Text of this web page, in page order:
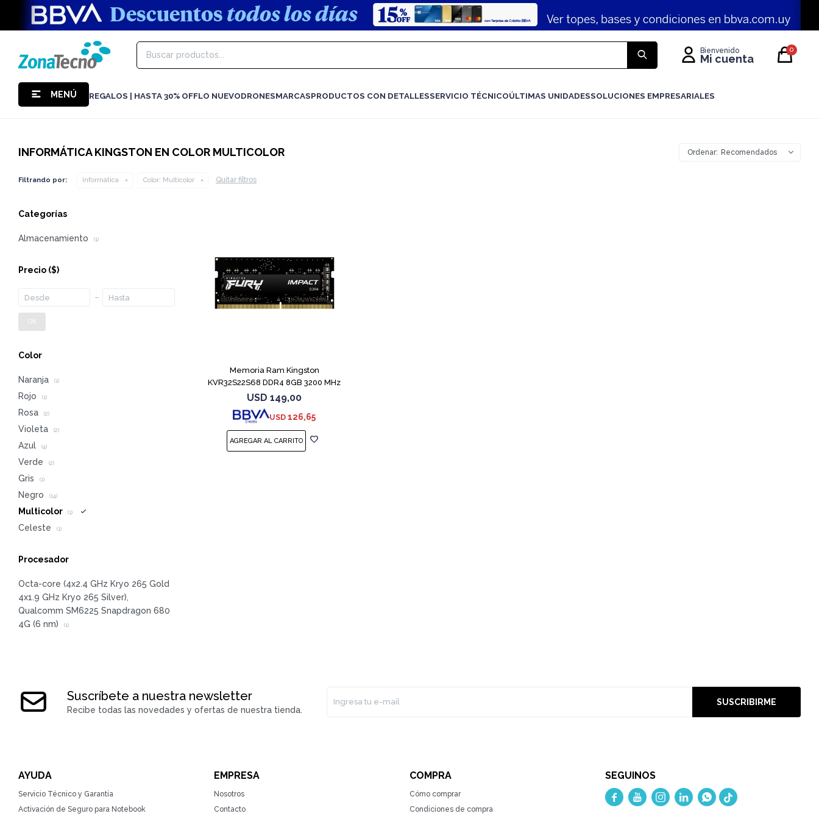
MENÚ REGALOS | HASTA 30% OFFLO NUEVODRONESMARCASPRODUCTOS CON DETALLESSERVICIO TÉCNICOÚLTIMAS UNIDADESSOLUCIONES EMPRESARIALES
0
INFORMÁTICA KINGSTON EN COLOR MULTICOLOR Recomendados
Filtrando por: Informática Color: Multicolor Quitar filtros
Memoria Ram Kingston
KVR32S22S68 DDR4 8GB 3200 MHz
Sodimm
USD 149,00
USD 126,65
Categorías
Almacenamiento (1)
Precio ($)
OK
Color
Naranja (1)
Rojo (1)
Rosa (2)
Violeta (2)
Azul (4)
Verde (2)
Gris (1)
Negro (14)
Multicolor (1)
Celeste (1)
Procesador
Octa-core (4x2.4 GHz Kryo 265 Gold
4x1.9 GHz Kryo 265 Silver),
Qualcomm SM6225 Snapdragon 680
4G (6 nm)
(1)
Suscríbete a nuestra newsletter
Recibe todas las novedades y ofertas de nuestra tienda.
SUSCRIBIRME
AYUDA
Servicio Técnico y Garantía
Activación de Seguro para Notebook
EMPRESA
Nosotros
Contacto
COMPRA
Cómo comprar
Condiciones de compra
SEGUINOS
    